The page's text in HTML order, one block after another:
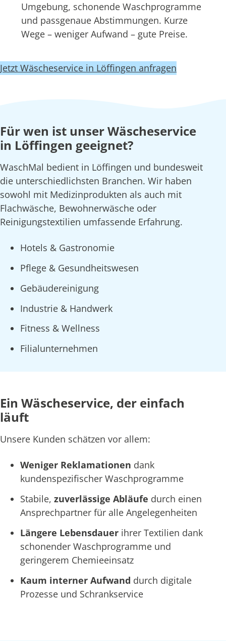
Umgebung, schonende Waschprogramme
und passgenaue Abstimmungen. Kurze
Wege – weniger Aufwand – gute Preise.
Jetzt Wäscheservice in Löffingen anfragen
Für wen ist unser Wäscheservice
in Löffingen geeignet?
WaschMal bedient in Löffingen und bundesweit
die unterschiedlichsten Branchen. Wir haben
sowohl mit Medizinprodukten als auch mit
Flachwäsche, Bewohnerwäsche oder
Reinigungstextilien umfassende Erfahrung.
Hotels & Gastronomie
Pflege & Gesundheitswesen
Gebäudereinigung
Industrie & Handwerk
Fitness & Wellness
Filialunternehmen
Ein Wäscheservice, der einfach
läuft
Unsere Kunden schätzen vor allem:
Weniger Reklamationen dank
kundenspezifischer Waschprogramme
Stabile, zuverlässige Abläufe durch einen
Ansprechpartner für alle Angelegenheiten
Längere Lebensdauer ihrer Textilien dank
schonender Waschprogramme und
geringerem Chemieeinsatz
Kaum interner Aufwand durch digitale
Prozesse und Schrankservice